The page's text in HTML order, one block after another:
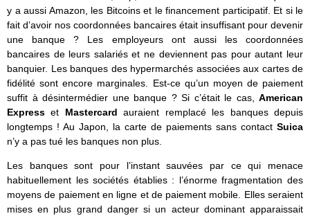
y a aussi Amazon, les Bitcoins et le financement participatif. Et si le
fait d’avoir nos coordonnées bancaires était insuffisant pour devenir
une banque ? Les employeurs ont aussi les coordonnées
bancaires de leurs salariés et ne deviennent pas pour autant leur
banquier. Les banques des hypermarchés associées aux cartes de
fidélité sont encore marginales. Est-ce qu’un moyen de paiement
suffit à désintermédier une banque ? Si c’était le cas, American
Expresset Mastercardauraient remplacé les banques depuis
longtemps ! Au Japon, la carte de paiements sans contact Suica
n’y a pas tué les banques non plus.
Les banques sont pour l’instant sauvées par ce qui menace
habituellement les sociétés établies : l’énorme fragmentation des
moyens de paiement en ligne et de paiement mobile. Elles seraient
mises en plus grand danger si un acteur dominant apparaissait